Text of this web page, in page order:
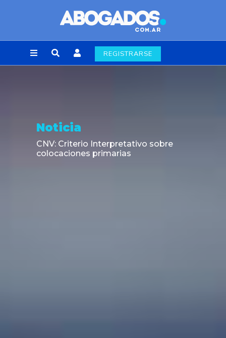
REGISTRARSE
Noticia
CNV: Criterio Interpretativo sobre
colocaciones primarias